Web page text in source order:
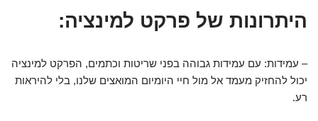
היתרונות של פרקט למינציה:
– עמידות: עם עמידות גבוהה בפני שריטות וכתמים, הפרקט למינציה
יכול להחזיק מעמד אל מול חיי היומיום המואצים שלנו, בלי להיראות
רע.